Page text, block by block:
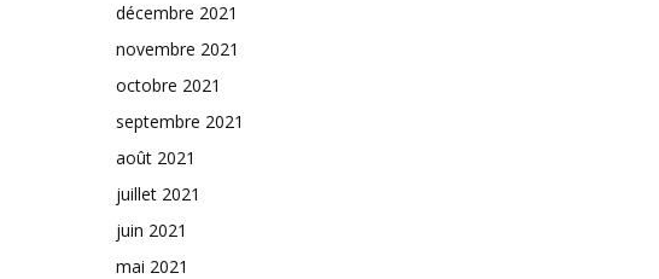
décembre 2021
novembre 2021
octobre 2021
septembre 2021
août 2021
juillet 2021
juin 2021
mai 2021